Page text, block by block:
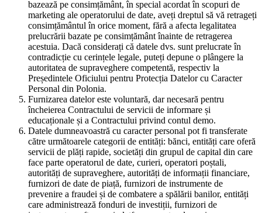
bazează pe consimțământ, în special acordat în scopuri de
marketing ale operatorului de date, aveți dreptul să vă retrageți
consimțământul în orice moment, fără a afecta legalitatea
prelucrării bazate pe consimțământ înainte de retragerea
acestuia. Dacă considerați că datele dvs. sunt prelucrate în
contradicție cu cerințele legale, puteți depune o plângere la
autoritatea de supraveghere competentă, respectiv la
Președintele Oficiului pentru Protecția Datelor cu Caracter
Personal din Polonia.
Furnizarea datelor este voluntară, dar necesară pentru
încheierea Contractului de servicii de informare și
educaționale și a Contractului privind contul demo.
Datele dumneavoastră cu caracter personal pot fi transferate
către următoarele categorii de entități: bănci, entități care oferă
servicii de plăți rapide, societăți din grupul de capital din care
face parte operatorul de date, curieri, operatori poștali,
autorități de supraveghere, autorități de informații financiare,
furnizori de date de piață, furnizori de instrumente de
prevenire a fraudei și de combatere a spălării banilor, entități
care administrează fonduri de investiții, furnizori de